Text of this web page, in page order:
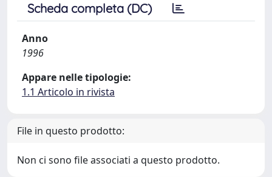
Scheda completa (DC)
Anno
1996
Appare nelle tipologie:
1.1 Articolo in rivista
File in questo prodotto:
Non ci sono file associati a questo prodotto.